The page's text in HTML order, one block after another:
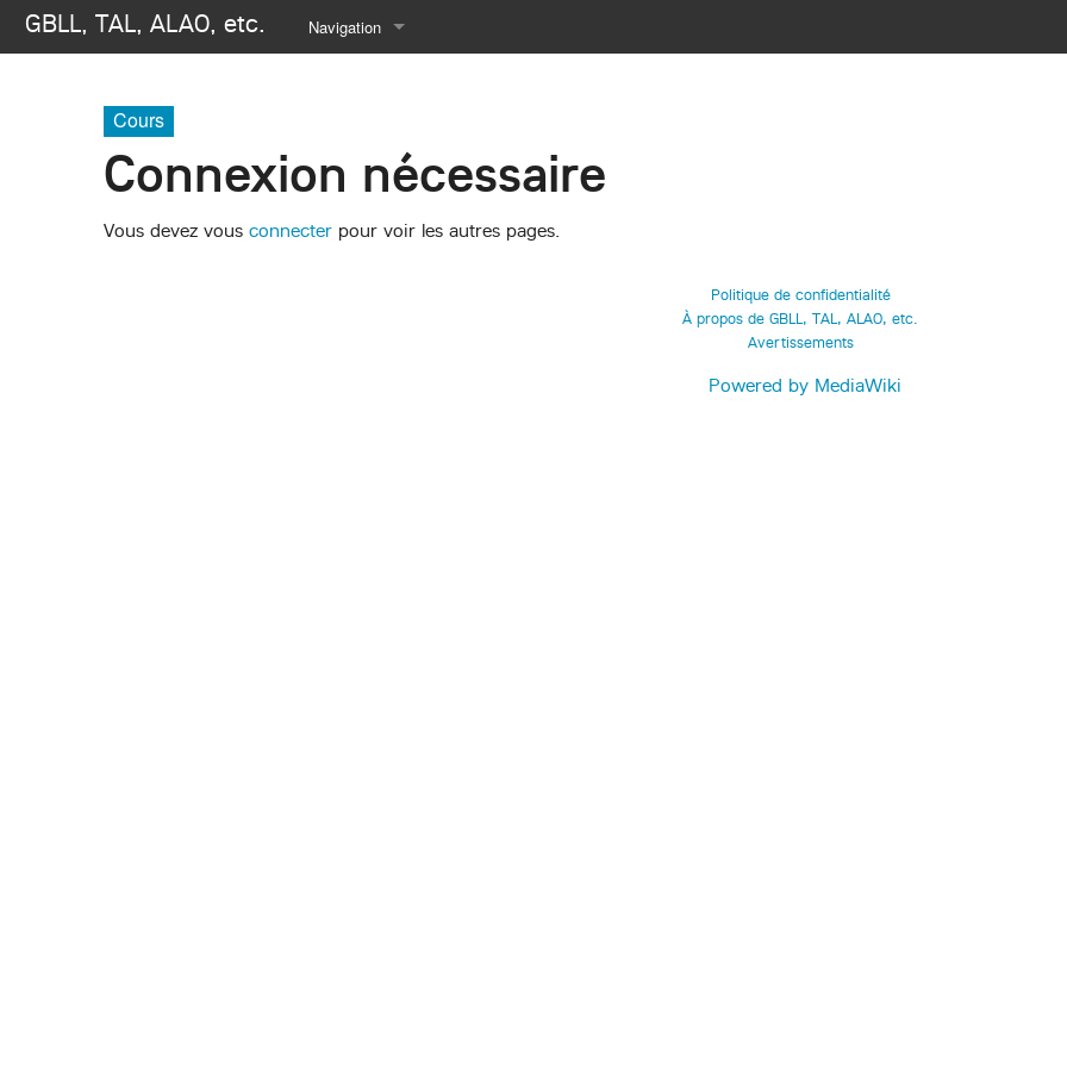
GBLL, TAL, ALAO, etc. Navigation
Cours
Connexion nécessaire
Vous devez vous connecter pour voir les autres pages.
Politique de confidentialité
À propos de GBLL, TAL, ALAO, etc.
Avertissements
Powered by MediaWiki